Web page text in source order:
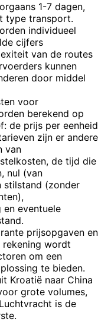
1-7 dagen,
type transport.
individueel
cijfers
van de routes
kunnen
door middel
voor
berekend op
de prijs per eenheid
zijn er andere
van
de tijd die
nul (van
stilstand (zonder
en eventuele
prijsopgaven en
rekening wordt
om een
te bieden.
Kroatië naar China
grote volumes,
is de